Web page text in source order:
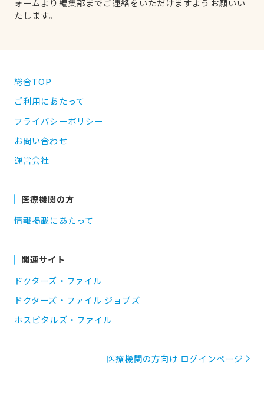
ォームより編集部までご連絡をいただけますようお願いい
たします。
総合TOP
ご利用にあたって
プライバシーポリシー
お問い合わせ
運営会社
医療機関の方
情報掲載にあたって
関連サイト
ドクターズ・ファイル
ドクターズ・ファイル ジョブズ
ホスピタルズ・ファイル
医療機関の方向け ログインページ